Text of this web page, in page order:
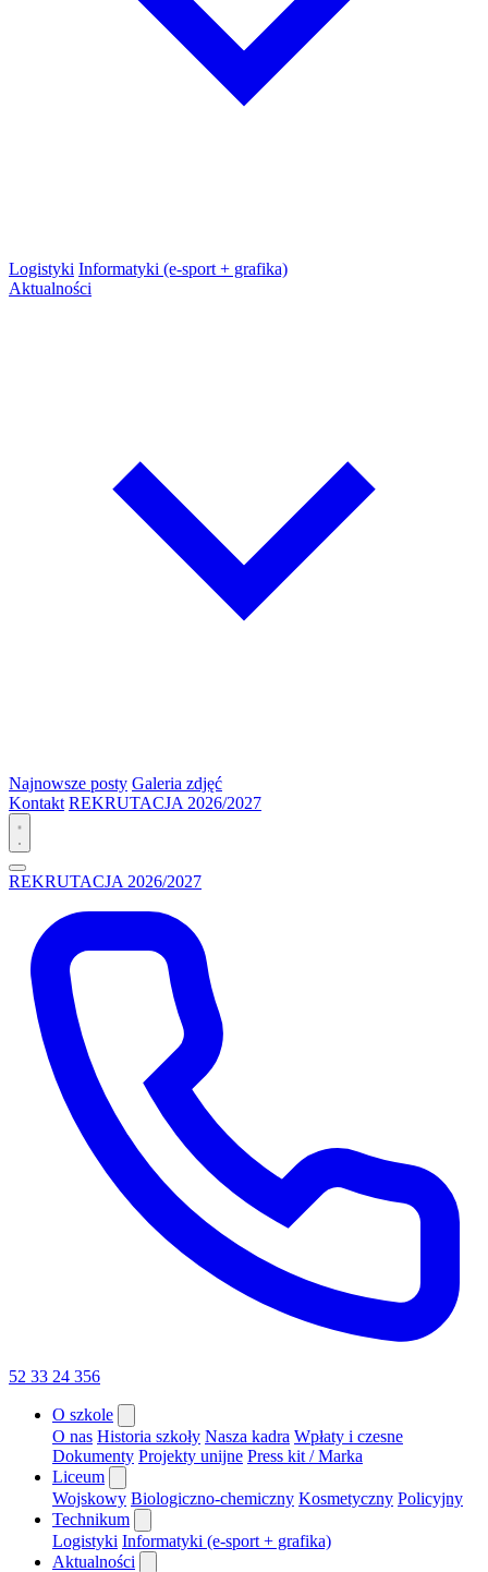
Logistyki Informatyki (e-sport + grafika)
Aktualności
Najnowsze posty Galeria zdjęć
Kontakt REKRUTACJA 2026/2027
REKRUTACJA 2026/2027
52 33 24 356
O szkole
O nas Historia szkoły Nasza kadra Wpłaty i czesne
Dokumenty Projekty unijne Press kit / Marka
Liceum
Wojskowy Biologiczno-chemiczny Kosmetyczny Policyjny
Technikum
Logistyki Informatyki (e-sport + grafika)
Aktualności